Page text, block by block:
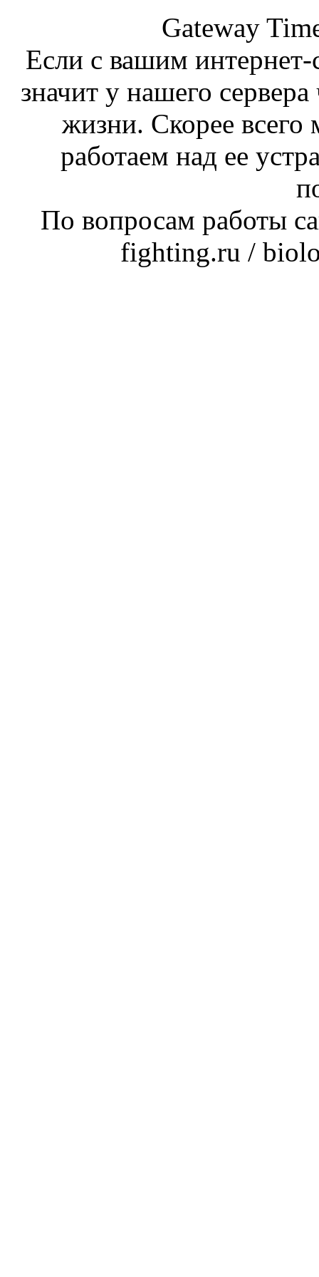
Gateway
Если с вашим интернет-
значит у нашего
жизни. Скорее
работаем над ее
По вопросам работы
fighting.ru /